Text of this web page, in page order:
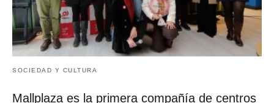
SOCIEDAD Y CULTURA
Mallplaza es la primera compañía de centros